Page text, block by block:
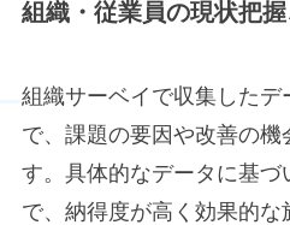
組織・従業員の現状把
組織サーベイで収集したデ
で、課題の要因や改善の機
す。具体的なデータに基づ
で、納得度が高く効果的